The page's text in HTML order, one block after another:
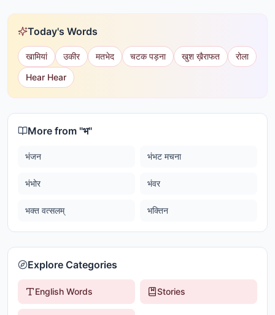
Today's Words
खामियां उकीर मतभेद चटक पड़ना खुश ख़ैराफत
रोला
Hear Hear
More from "भ"
भंजन भंभट मचना
भंभोर भंवर
भक्त वत्सलम् भक्तिन
Explore Categories
English Words Stories